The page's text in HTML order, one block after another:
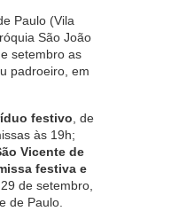
Paulo (Vila
São João
setembro as
padroeiro, em
festivo , de
às 19h;
Vicente de
festiva e
de setembro,
de Paulo.